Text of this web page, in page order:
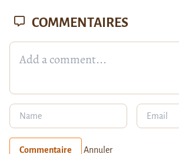
COMMENTAIRES
Commentaire Annuler